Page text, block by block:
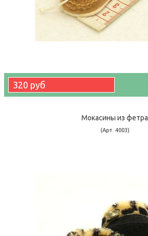
320 руб
Мокасины из фетра
(Арт. 4003)